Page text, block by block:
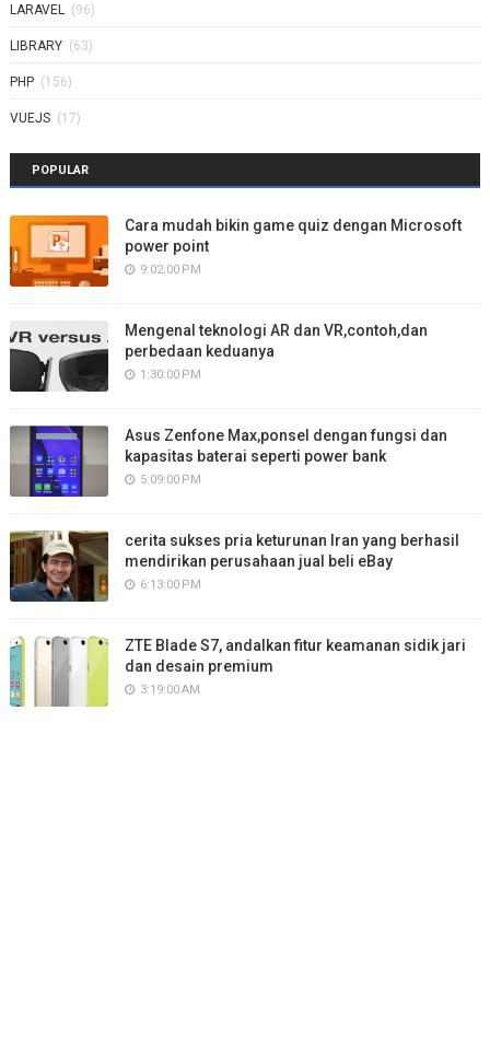
LARAVEL (96)
LIBRARY (63)
PHP (156)
VUEJS (17)
POPULAR
Cara mudah bikin game quiz dengan Microsoft
power point
9:02:00 PM
Mengenal teknologi AR dan VR,contoh,dan
perbedaan keduanya
1:30:00 PM
Asus Zenfone Max,ponsel dengan fungsi dan
kapasitas baterai seperti power bank
5:09:00 PM
cerita sukses pria keturunan Iran yang berhasil
mendirikan perusahaan jual beli eBay
6:13:00 PM
ZTE Blade S7, andalkan fitur keamanan sidik jari
dan desain premium
3:19:00 AM